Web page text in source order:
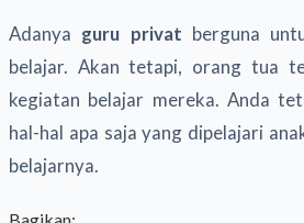
Adanya guru privat berguna
belajar. Akan tetapi, orang tua
kegiatan belajar mereka. Anda
hal-hal apa saja yang dipelajari
belajarnya.